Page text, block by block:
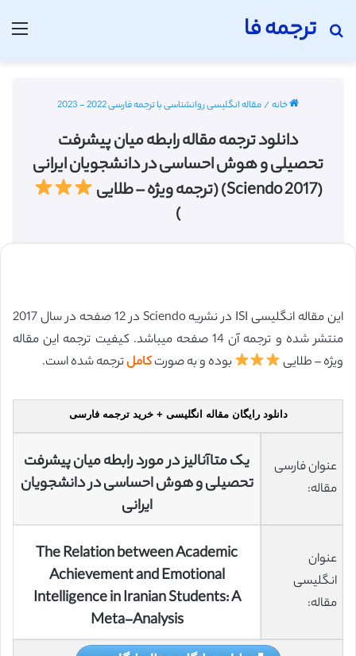
ترجمه فا
جستجو برای
خانه/مقاله انگلیسی روانشناسی با ترجمه فارسی 2022 - 2023
دانلود ترجمه مقاله رابطه میان پیشرفت
تحصیلی و هوش احساسی در دانشجویان ایرانی
(Sciendo 2017) (ترجمه ویژه – طلایی
)
این مقاله انگلیسی ISI در نشریه Sciendo در 12 صفحه در سال 2017
منتشر شده و ترجمه آن 14 صفحه میباشد. کیفیت ترجمه این مقاله
ویژه – طلایی
بوده و به صورتکاملترجمه شده است.
دانلود رایگان مقاله انگلیسی + خرید ترجمه فارسی
عنوان فارسی
مقاله:
یک متاآنالیز در مورد رابطه میان پیشرفت
تحصیلی و هوش احساسی در دانشجویان
ایرانی
عنوان
انگلیسی
مقاله:
The Relation between Academic
Achievement and Emotional
Intelligence in Iranian Students: A
Meta-Analysis